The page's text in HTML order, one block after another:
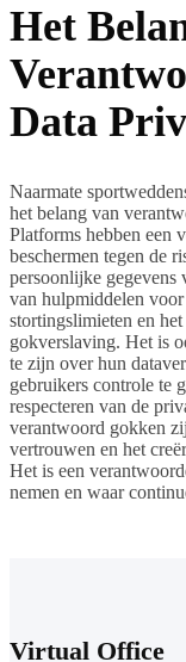
Het
Data
Naarmate
het belang van
Platforms hebben een
beschermen tegen de
persoonlijke gegevens
van hulpmiddelen
stortingslimieten en
gokverslaving. Het is
te zijn over hun
gebruikers controle te
respecteren van de
verantwoord gokken
vertrouwen en het
Het is een
nemen en waar
Virtual Office